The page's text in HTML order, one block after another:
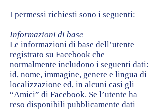
I permessi richiesti sono i seguenti:
Informazioni di base
Le informazioni di base dell’utente
registrato su Facebook che
normalmente includono i seguenti dati:
id, nome, immagine, genere e lingua di
localizzazione ed, in alcuni casi gli
“Amici” di Facebook. Se l’utente ha
reso disponibili pubblicamente dati